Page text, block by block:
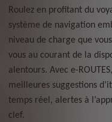
Roulez en profitant du
système de navigation
niveau de charge que
vous au courant de la
alentours. Avec e-
meilleures suggestions
temps réel, alertes à
clef.